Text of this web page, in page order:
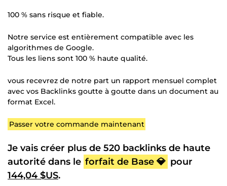
100 % sans risque et fiable.
Notre service est entièrement compatible avec les
algorithmes de Google.
Tous les liens sont 100 % haute qualité.
vous recevrez de notre part un rapport mensuel complet
avec vos Backlinks goutte à goutte dans un document au
format Excel.
Passer votre commande maintenant
Je vais créer plus de 520 backlinks de haute
autorité dans le forfait de Base 💎 pour
144,04 $US.